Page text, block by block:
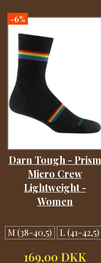
-6%
Darn Tough - Prism
Micro Crew
Lightweight -
Women
M (38-40,5) L (41-42,5)
169,00 DKK